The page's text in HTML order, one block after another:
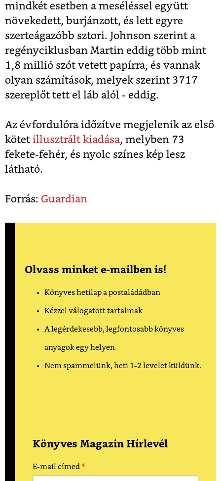
mindkét esetben a meséléssel együtt
növekedett, burjánzott, és lett egyre
szerteágazóbb sztori. Johnson szerint a
regényciklusban Martin eddig több mint
1,8 millió szót vetett papírra, és vannak
olyan számítások, melyek szerint 3717
szereplőt tett el láb alól - eddig.
Az évfordulóra időzítve megjelenik az első
kötet illusztrált kiadása, melyben 73
fekete-fehér, és nyolc színes kép lesz
látható.
Forrás: Guardian
Olvass minket e-mailben is!
Könyves hetilap a postaládádban
Kézzel válogatott tartalmak
A legérdekesebb, legfontosabb könyves
anyagok egy helyen
Nem spammelünk, heti 1-2 levelet küldünk.
Könyves Magazin Hírlevél
E-mail címed *